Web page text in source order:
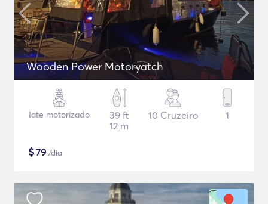
Wooden Power Motoryatch
Iate motorizado
39 ft
12 m
10 Cruzeiro 1
$79 /dia